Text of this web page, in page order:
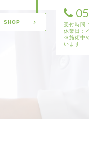
SHOP
受付時間
休業日：
※施術中
います